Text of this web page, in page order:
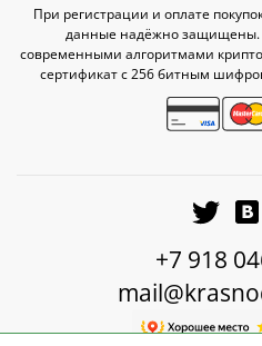
При регистрации и оплате
данные надёжно
современными алгоритмами
сертификат c 256 битным
+7 918